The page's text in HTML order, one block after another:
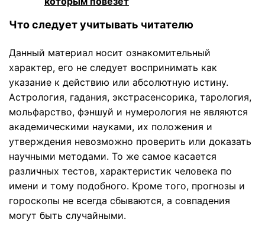
Что следует учитывать читателю
Данный материал носит ознакомительный
характер, его не следует воспринимать как
указание к действию или абсолютную истину.
Астрология, гадания, экстрасенсорика, тарология,
мольфарство, фэншуй и нумерология не являются
академическими науками, их положения и
утверждения невозможно проверить или доказать
научными методами. То же самое касается
различных тестов, характеристик человека по
имени и тому подобного. Кроме того, прогнозы и
гороскопы не всегда сбываются, а совпадения
могут быть случайными.